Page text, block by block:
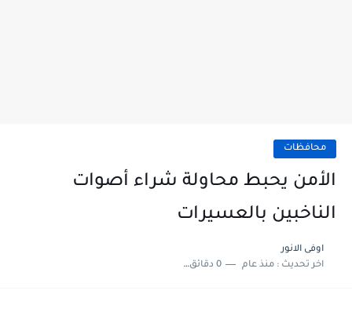
محافظات
الأمن يحبط محاولة شراء أصوات
الناخبين بالعسيرات
اوفى الانور
اخر تحديث :منذ عام 0 دقائق للقراءة